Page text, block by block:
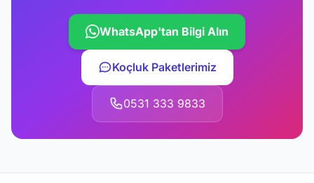
WhatsApp'tan Bilgi Alın
Koçluk Paketlerimiz
0531 333 9833